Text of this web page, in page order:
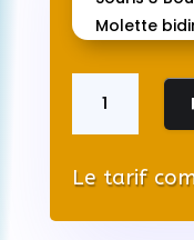
Molette
quantité
Clavier/
Fil
MK270
Le tarif